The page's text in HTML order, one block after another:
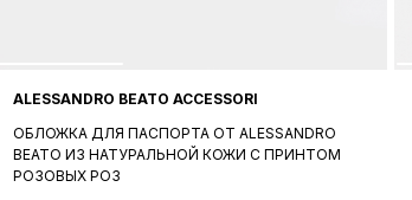
ALESSANDRO BEATO ACCESSORI
ОБЛОЖКА ДЛЯ ПАСПОРТА ОТ ALESSANDRO
BEATO ИЗ НАТУРАЛЬНОЙ КОЖИ С ПРИНТОМ
РОЗОВЫХ РОЗ